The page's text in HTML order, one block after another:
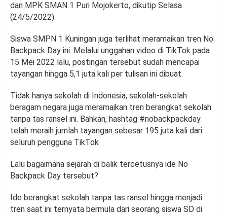
dan MPK SMAN 1 Puri Mojokerto, dikutip Selasa
(24/5/2022).
Siswa SMPN 1 Kuningan juga terlihat meramaikan tren No
Backpack Day ini. Melalui unggahan video di TikTok pada
15 Mei 2022 lalu, postingan tersebut sudah mencapai
tayangan hingga 5,1 juta kali per tulisan ini dibuat.
Tidak hanya sekolah di Indonesia, sekolah-sekolah
beragam negara juga meramaikan tren berangkat sekolah
tanpa tas ransel ini. Bahkan, hashtag #nobackpackday
telah meraih jumlah tayangan sebesar 195 juta kali dari
seluruh pengguna TikTok
Lalu bagaimana sejarah di balik tercetusnya ide No
Backpack Day tersebut?
Ide berangkat sekolah tanpa tas ransel hingga menjadi
tren saat ini ternyata bermula dari seorang siswa SD di